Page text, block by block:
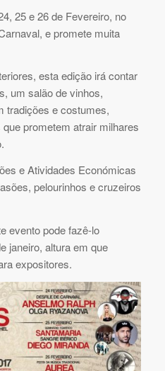
25 e 26 de Fevereiro, no
e promete muita
esta edição irá contar
um salão de vinhos,
tradições e costumes,
prometem atrair milhares
e Atividades Económicas
pelourinhos e cruzeiros
evento pode fazê-lo
janeiro, altura em que
expositores.